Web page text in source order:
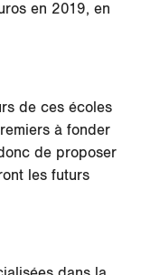
en 2019, en
de ces écoles
à fonder
de proposer
les futurs